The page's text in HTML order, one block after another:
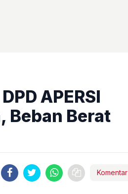
APERSI
Beban Berat
Komentar